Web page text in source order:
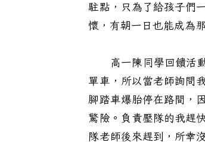
駐點，只為了給孩子們
懷，有朝一日也能成為
高一陳同學回饋活動
單車，所以當老師詢問
腳踏車爆胎停在路間，
驚險。負責壓隊的我趕
隊老師後來趕到，所幸